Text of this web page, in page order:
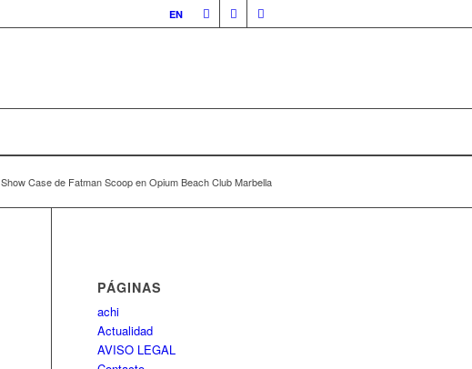
EN
Show Case de Fatman Scoop en Opium Beach Club Marbella
PÁGINAS
achi
Actualidad
AVISO LEGAL